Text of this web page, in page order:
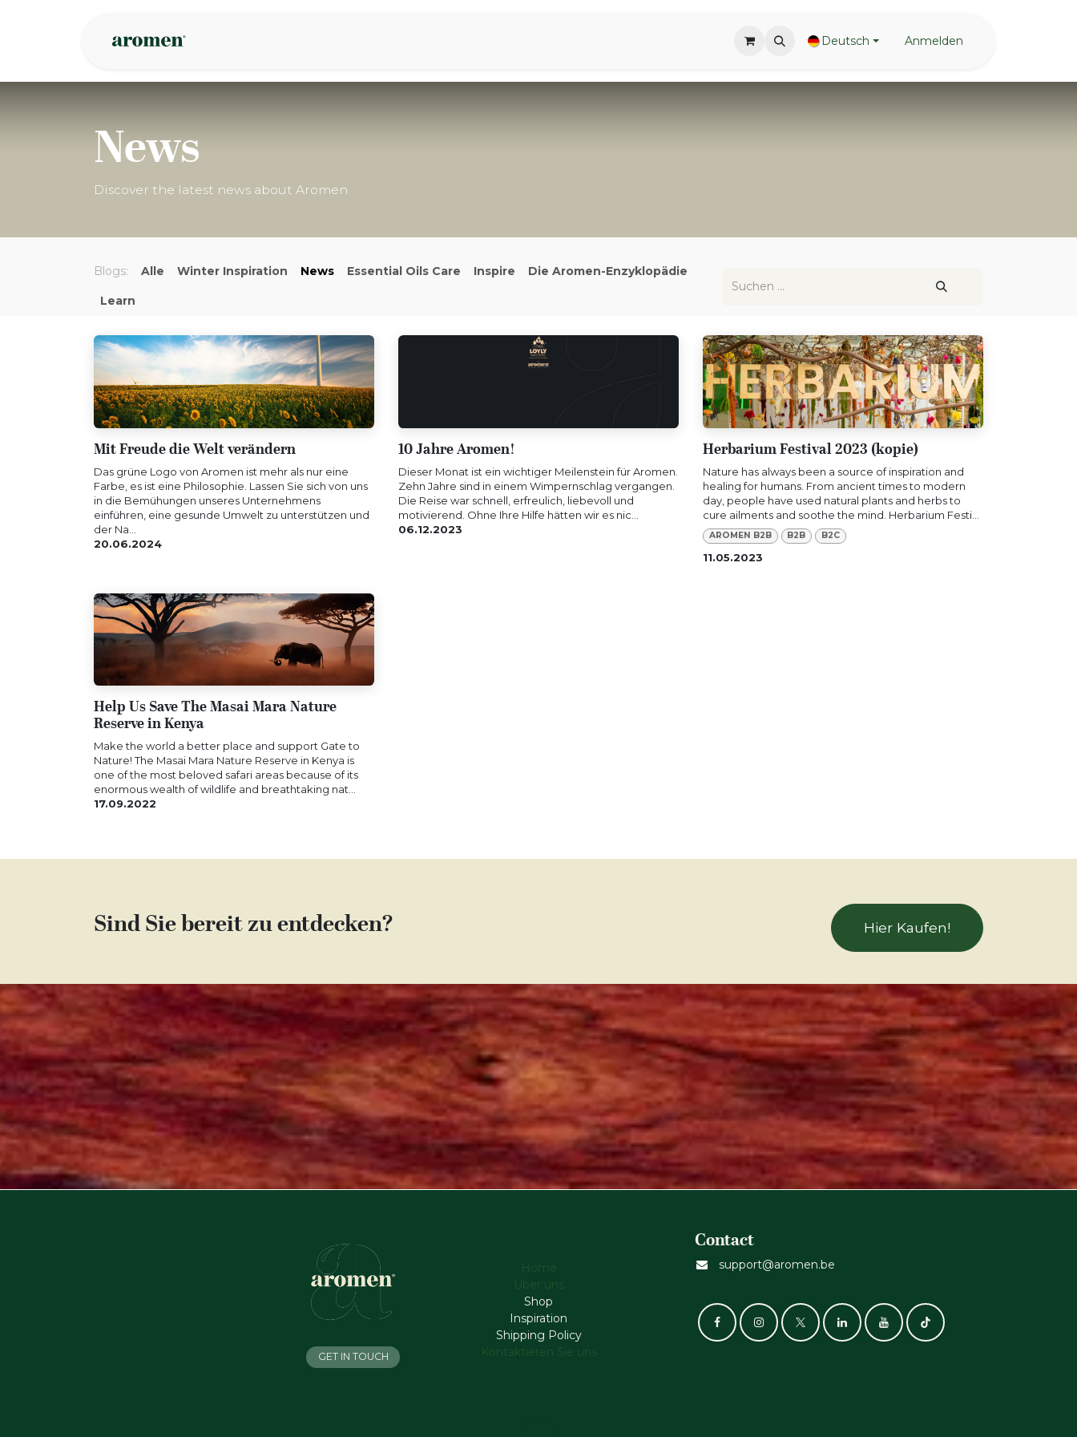
Deutsch Anmelden
News
Discover the latest news about Aromen
Blogs: Alle Winter Inspiration News Essential Oils Care Inspire Die Aromen-Enzyklopädie
Learn
Mit Freude die Welt verändern
Das grüne Logo von Aromen ist mehr als nur eine
Farbe, es ist eine Philosophie. Lassen Sie sich von uns
in die Bemühungen unseres Unternehmens
einführen, eine gesunde Umwelt zu unterstützen und
der Na...
20.06.2024
10 Jahre Aromen!
Dieser Monat ist ein wichtiger Meilenstein für Aromen.
Zehn Jahre sind in einem Wimpernschlag vergangen.
Die Reise war schnell, erfreulich, liebevoll und
motivierend. Ohne Ihre Hilfe hätten wir es nic...
06.12.2023
Herbarium Festival 2023 (kopie)
Nature has always been a source of inspiration and
healing for humans. From ancient times to modern
day, people have used natural plants and herbs to
cure ailments and soothe the mind. Herbarium Festi...
AROMEN B2B B2B B2C
11.05.2023
Help Us Save The Masai Mara Nature
Reserve in Kenya
Make the world a better place and support Gate to
Nature! The Masai Mara Nature Reserve in Kenya is
one of the most beloved safari areas because of its
enormous wealth of wildlife and breathtaking nat...
17.09.2022
Sind Sie bereit zu entdecken? Hier Kaufen!
Home
Über uns
Shop
Inspiration
Shipping Policy
Kontaktieren Sie uns
Contact
support@aromen.be
GET IN TOUCH